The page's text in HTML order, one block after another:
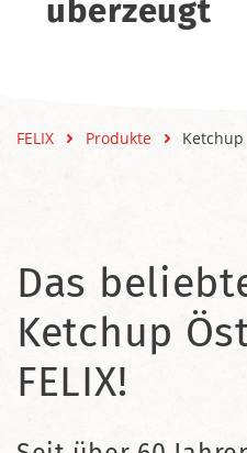
überzeugt
FELIX Produkte Ketchup
Das
Ketchup
FELIX!